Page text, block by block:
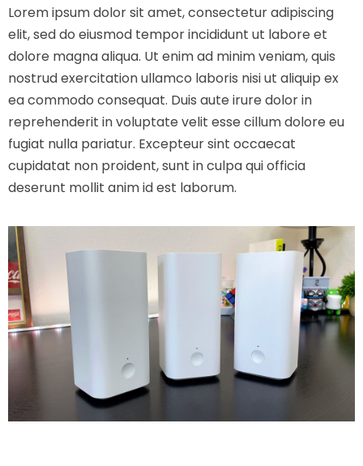
Lorem ipsum dolor sit amet, consectetur adipiscing
elit, sed do eiusmod tempor incididunt ut labore et
dolore magna aliqua. Ut enim ad minim veniam, quis
nostrud exercitation ullamco laboris nisi ut aliquip ex
ea commodo consequat. Duis aute irure dolor in
reprehenderit in voluptate velit esse cillum dolore eu
fugiat nulla pariatur. Excepteur sint occaecat
cupidatat non proident, sunt in culpa qui officia
deserunt mollit anim id est laborum.